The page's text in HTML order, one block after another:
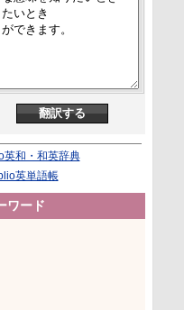
英和・和英辞典
英単語帳
ワード